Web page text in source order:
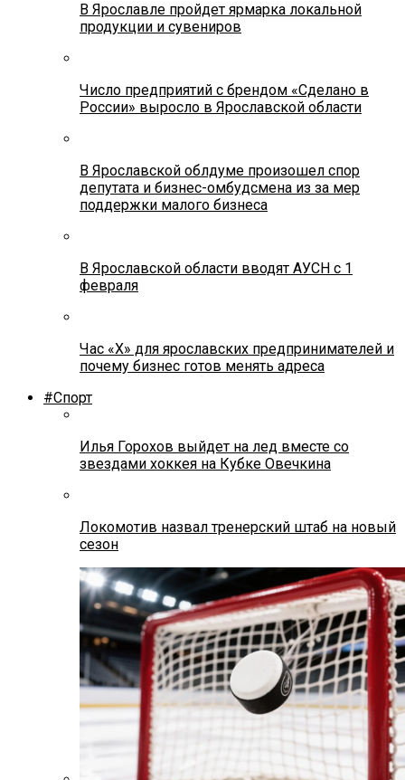
В Ярославле пройдет ярмарка локальной
продукции и сувениров
Число предприятий с брендом «Сделано в
России» выросло в Ярославской области
В Ярославской облдуме произошел спор
депутата и бизнес-омбудсмена из за мер
поддержки малого бизнеса
В Ярославской области вводят АУСН с 1
февраля
Час «Х» для ярославских предпринимателей и
почему бизнес готов менять адреса
#Спорт
Илья Горохов выйдет на лед вместе со
звездами хоккея на Кубке Овечкина
Локомотив назвал тренерский штаб на новый
сезон